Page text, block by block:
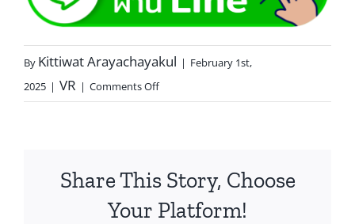
By Kittiwat Arayachayakul | February 1st,
2025 | VR | Comments Off
Share This Story, Choose
Your Platform!